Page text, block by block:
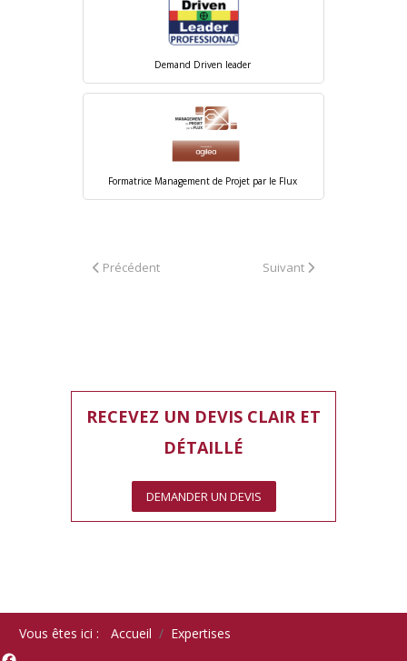
Demand Driven leader
Formatrice Management de Projet par le Flux
Article précédent : Accueil
Précédent Article suivant : Qu’est-
Suivant
RECEVEZ UN DEVIS CLAIR ET
DÉTAILLÉ
DEMANDER UN DEVIS
Vous êtes ici : Accueil Expertises